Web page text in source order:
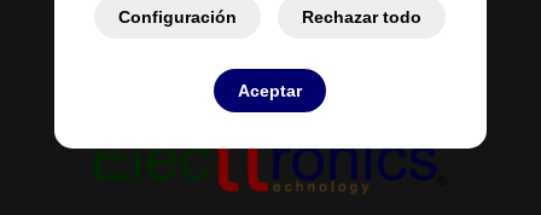
Configuración Rechazar todo
Aceptar
Mis Presupuestos